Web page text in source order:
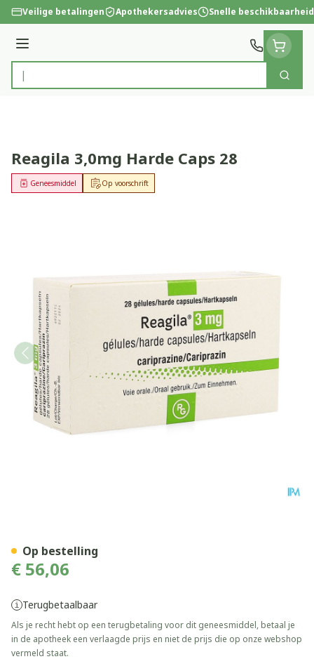
Ga naar de inhoud
Veilige betalingen Apothekersadvies Snelle beschikbaarheid
Menu
Product, merk, categorie...
Zoek
Reagila 3,0mg Harde Caps 28
Op voorschrift
Geneesmiddel
€ 56,06
Terugbetaalbaar
Als je recht hebt op een terugbetaling voor dit geneesmiddel, betaal je
in de apotheek een verlaagde prijs en niet de prijs die op onze webshop
vermeld staat.
Op bestelling